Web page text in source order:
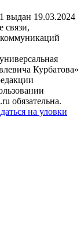
выдан 19.03.2024
связи,
Курбатова»
обязательна.
на уловки